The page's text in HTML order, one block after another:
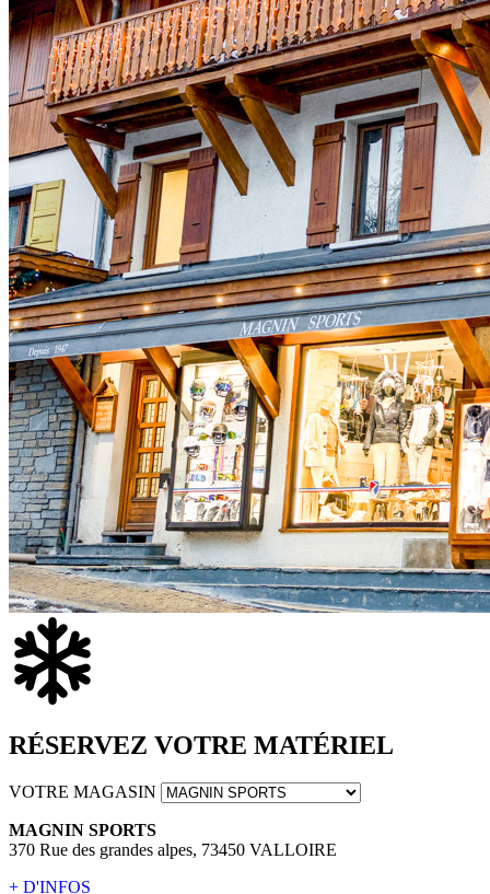
RÉSERVEZ VOTRE MATÉRIEL
VOTRE MAGASIN
MAGNIN SPORTS
370 Rue des grandes alpes, 73450 VALLOIRE
+ D'INFOS